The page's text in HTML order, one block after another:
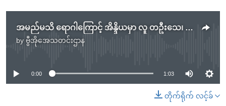
အမည်မသိ ရောဂါကြောင့် အိန္ဒိယမှာ လူ တဦးသေ၊ နှစ်ရာ ဆေးကုသနေရ
by ဗွီအိုအေသတင်းဌာန
No media source currently available
0:00 1:03
တိုက်ရိုက် လင့်ခ်